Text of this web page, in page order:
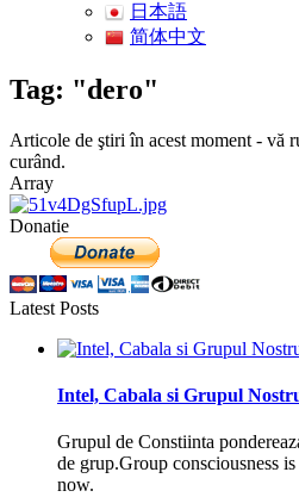
日本語
简体中文
Tag: "dero"
Articole de ştiri în acest moment - vă
curând.
Array
Donatie
Latest Posts
Intel, Cabala si Grupul
Grupul de Constiinta
de grup.Group consciousness
now.